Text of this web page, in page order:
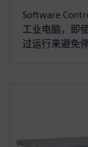
Software
工业电脑，即
过运行来避免